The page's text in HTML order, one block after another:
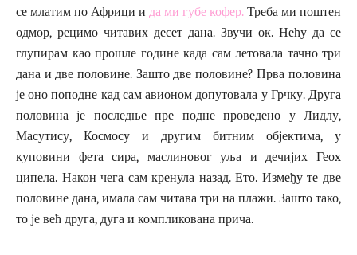
се млатим по Африци и да ми губе кофер. Треба ми поштен
одмор, рецимо читавих десет дана. Звучи ок. Нећу да се
глупирам као прошле године када сам летовала тачно три
дана и две половине. Зашто две половине? Прва половина
је оно поподне кад сам авионом допутовала у Грчку. Друга
половина је последње пре подне проведено у Лидлу,
Масутису, Космосу и другим битним објектима, у
куповини фета сира, маслиновог уља и дечијих Геоx
ципела. Након чега сам кренула назад. Ето. Између те две
половине дана, имала сам читава три на плажи. Зашто тако,
то је већ друга, дуга и компликована прича.